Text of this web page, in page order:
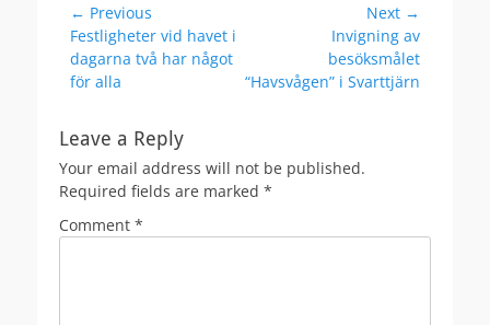
Post
navigation
← Previous
Previous
post:
Festligheter vid havet i
dagarna två har något
för alla
Next →
Invigning av
besöksmålet
“Havsvågen” i Svarttjärn
Leave a Reply
Your email address will not be published.
Required fields are marked *
Comment *